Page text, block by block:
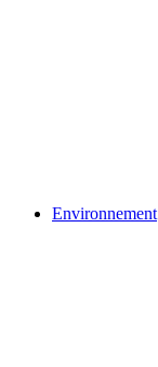
Environnement